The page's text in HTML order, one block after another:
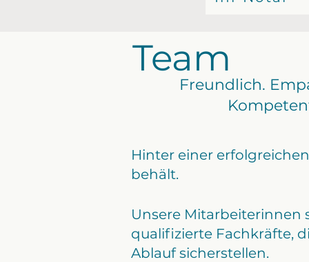
Team
Freundlich.
​Hinter einer
behält.
Unsere Mitarbeiterinnen
qualifizierte Fachkräfte,
Ablauf sicherstellen.